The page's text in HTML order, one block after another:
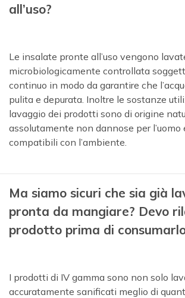
all’uso?
Le insalate pronte all’uso vengono
microbiologicamente controllata
continuo in modo da garantire che
pulita e depurata. Inoltre le sostanze
lavaggio dei prodotti sono di origine
assolutamente non dannose per l’uomo
compatibili con l’ambiente.
Ma siamo sicuri che sia già
pronta da mangiare? Devo
prodotto prima di
I prodotti di IV gamma sono non solo
accuratamente sanificati meglio di